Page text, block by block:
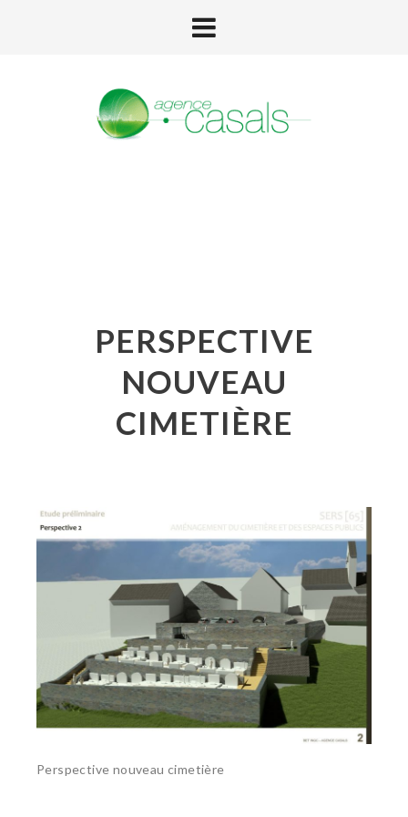
PERSPECTIVE
NOUVEAU
CIMETIÈRE
Perspective nouveau cimetière